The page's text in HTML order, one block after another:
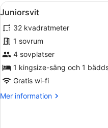
Öppna
alla
foton
för
Juniorsvit
6
Juniorsvit
32 kvadratmeter
1 sovrum
4 sovplatser
1 kingsize-säng och 1
Gratis wi-fi
Mer information
Mer